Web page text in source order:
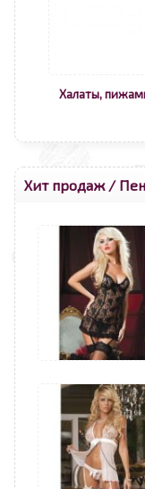
Халаты,
Хит продаж/